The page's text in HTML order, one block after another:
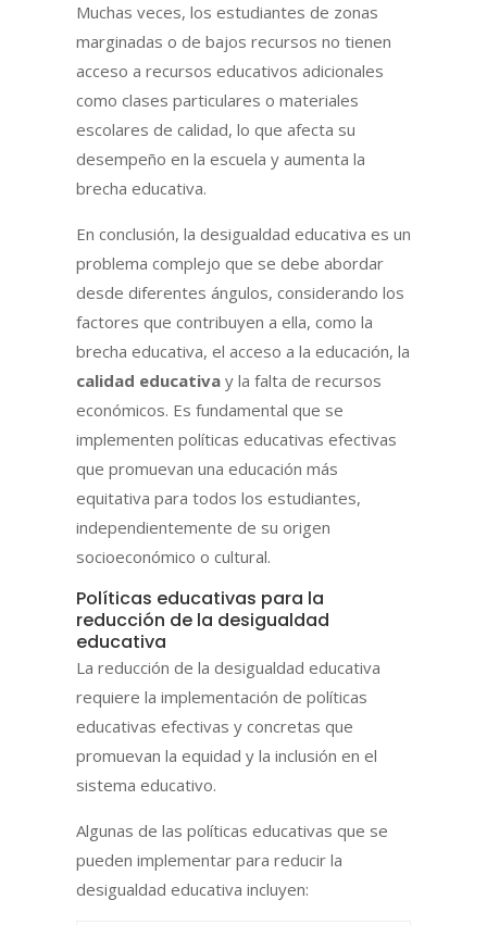
Muchas veces, los estudiantes de zonas
marginadas o de bajos recursos no tienen
acceso a recursos educativos adicionales
como clases particulares o materiales
escolares de calidad, lo que afecta su
desempeño en la escuela y aumenta la
brecha educativa.
En conclusión, la desigualdad educativa es un
problema complejo que se debe abordar
desde diferentes ángulos, considerando los
factores que contribuyen a ella, como la
brecha educativa, el acceso a la educación, la
calidad educativay la falta de recursos
económicos. Es fundamental que se
implementen políticas educativas efectivas
que promuevan una educación más
equitativa para todos los estudiantes,
independientemente de su origen
socioeconómico o cultural.
Políticas educativas para la
reducción de la desigualdad
educativa
La reducción de la desigualdad educativa
requiere la implementación de políticas
educativas efectivas y concretas que
promuevan la equidad y la inclusión en el
sistema educativo.
Algunas de las políticas educativas que se
pueden implementar para reducir la
desigualdad educativa incluyen: